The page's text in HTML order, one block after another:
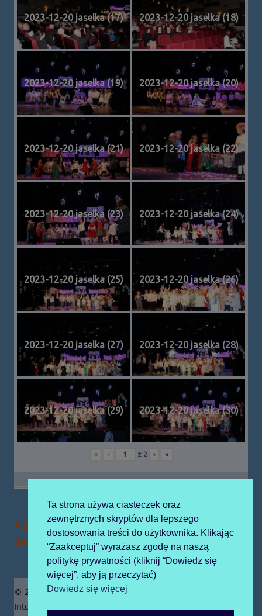
2023-12-20 jaselka (17) 2023-12-20 jaselka (18)
2023-12-20 jaselka (19) 2023-12-20 jaselka (20)
2023-12-20 jaselka (21) 2023-12-20 jaselka (22)
2023-12-20 jaselka (23) 2023-12-20 jaselka (24)
2023-12-20 jaselka (25) 2023-12-20 jaselka (26)
2023-12-20 jaselka (27) 2023-12-20 jaselka (28)
2023-12-20 jaselka (29) 2023-12-20 jaselka (30)
« ‹ z 2 › »
Nawigacja
wpisu
Poprzedni
artykół
2023-12-15
paczuszka
Następny
artykół:
2023-12-22 wigilia
Zawartość
stopki
© 2019 Publiczne Przedszkole z Oddziałami
Integracyjnymi prowadzone przez Zgromadzenie Sióstr
Ta strona używa ciasteczek oraz
zewnętrznych skryptów dla lepszego
dostosowania treści do użytkownika. Klikając
“Zaakceptuj” wyrażasz zgodę na naszą
politykę prywatności (kliknij “Dowiedz się
więcej”, aby ją przeczytać)
Dowiedz się więcej